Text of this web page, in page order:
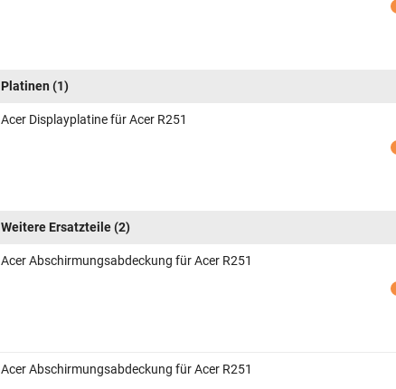
Platinen (1)
Acer Displayplatine für Acer R251
Weitere Ersatzteile(2)
Acer Abschirmungsabdeckung für Acer R251
Acer Abschirmungsabdeckung für Acer R251